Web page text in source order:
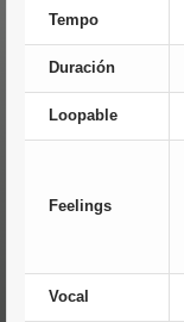
Tempo
Duración
Loopable
Feelings
Vocal